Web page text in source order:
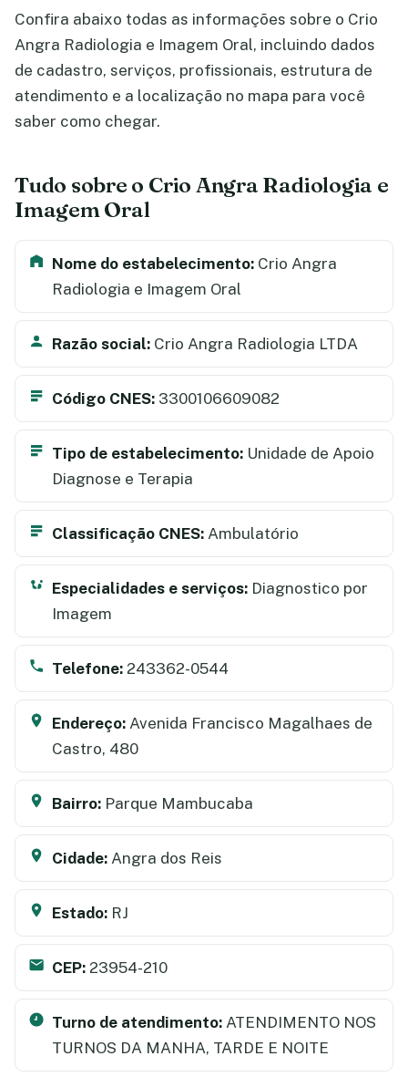
Confira abaixo todas as informações sobre o Crio
Angra Radiologia e Imagem Oral, incluindo dados
de cadastro, serviços, profissionais, estrutura de
atendimento e a localização no mapa para você
saber como chegar.
Tudo sobre o Crio Angra Radiologia e
Imagem Oral
Nome do estabelecimento: Crio Angra
Radiologia e Imagem Oral
Razão social: Crio Angra Radiologia LTDA
Código CNES: 3300106609082
Tipo de estabelecimento: Unidade de Apoio
Diagnose e Terapia
Classificação CNES: Ambulatório
Especialidades e serviços: Diagnostico por
Imagem
Telefone: 243362-0544
Endereço: Avenida Francisco Magalhaes de
Castro, 480
Bairro: Parque Mambucaba
Cidade: Angra dos Reis
Estado: RJ
CEP: 23954-210
Turno de atendimento: ATENDIMENTO NOS
TURNOS DA MANHA, TARDE E NOITE